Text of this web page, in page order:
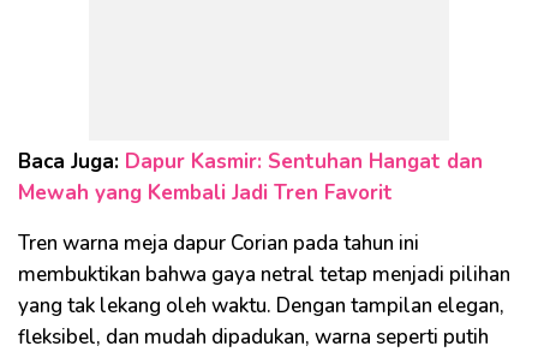
Baca Juga: Dapur Kasmir: Sentuhan Hangat dan
Mewah yang Kembali Jadi Tren Favorit
Tren warna meja dapur Corian pada tahun ini
membuktikan bahwa gaya netral tetap menjadi pilihan
yang tak lekang oleh waktu. Dengan tampilan elegan,
fleksibel, dan mudah dipadukan, warna seperti putih